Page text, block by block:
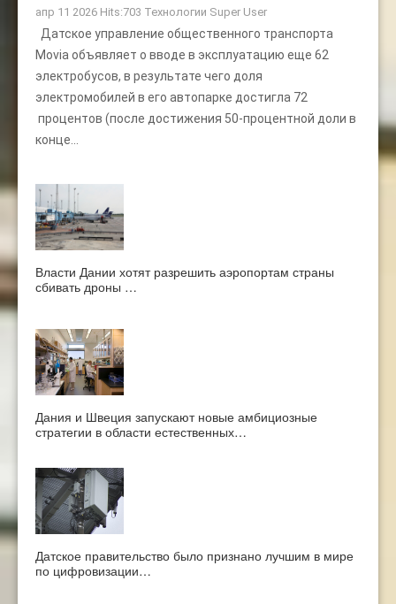
апр 11 2026 Hits:703 Технологии Super User
Датское управление общественного транспорта
Movia объявляет о вводе в эксплуатацию еще 62
электробусов, в результате чего доля
электромобилей в его автопарке достигла 72
процентов (после достижения 50-процентной доли в
конце...
Власти Дании хотят разрешить аэропортам страны
сбивать дроны …
Дания и Швеция запускают новые амбициозные
стратегии в области естественных…
Датское правительство было признано лучшим в мире
по цифровизации…